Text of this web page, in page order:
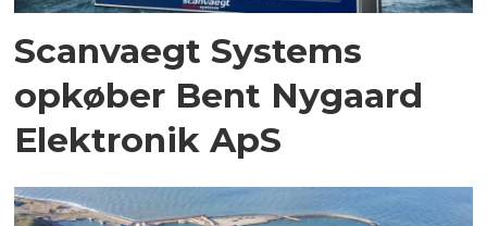
Scanvaegt Systems
opkøber Bent Nygaard
Elektronik ApS